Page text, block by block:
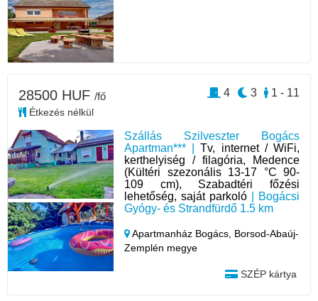
Szállás Szilveszter Bogács
Apartman*** |Tv, internet / WiFi,
kerthelyiség / filagória, Medence
(Kültéri szezonális 13-17 °C 90-
109 cm), Szabadtéri főzési
lehetőség, saját parkoló | Bogácsi
Gyógy- és Strandfürdő 1.5 km
Apartmanház Bogács, Borsod-Abaúj-
Zemplén megye
SZÉP kártya
28500 HUF /fő
Étkezés nélkül
1 - 11
3
4